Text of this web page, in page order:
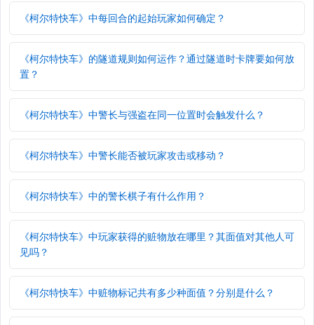
《柯尔特快车》中每回合的起始玩家如何确定？
《柯尔特快车》的隧道规则如何运作？通过隧道时卡牌要如何放
置？
《柯尔特快车》中警长与强盗在同一位置时会触发什么？
《柯尔特快车》中警长能否被玩家攻击或移动？
《柯尔特快车》中的警长棋子有什么作用？
《柯尔特快车》中玩家获得的赃物放在哪里？其面值对其他人可
见吗？
《柯尔特快车》中赃物标记共有多少种面值？分别是什么？